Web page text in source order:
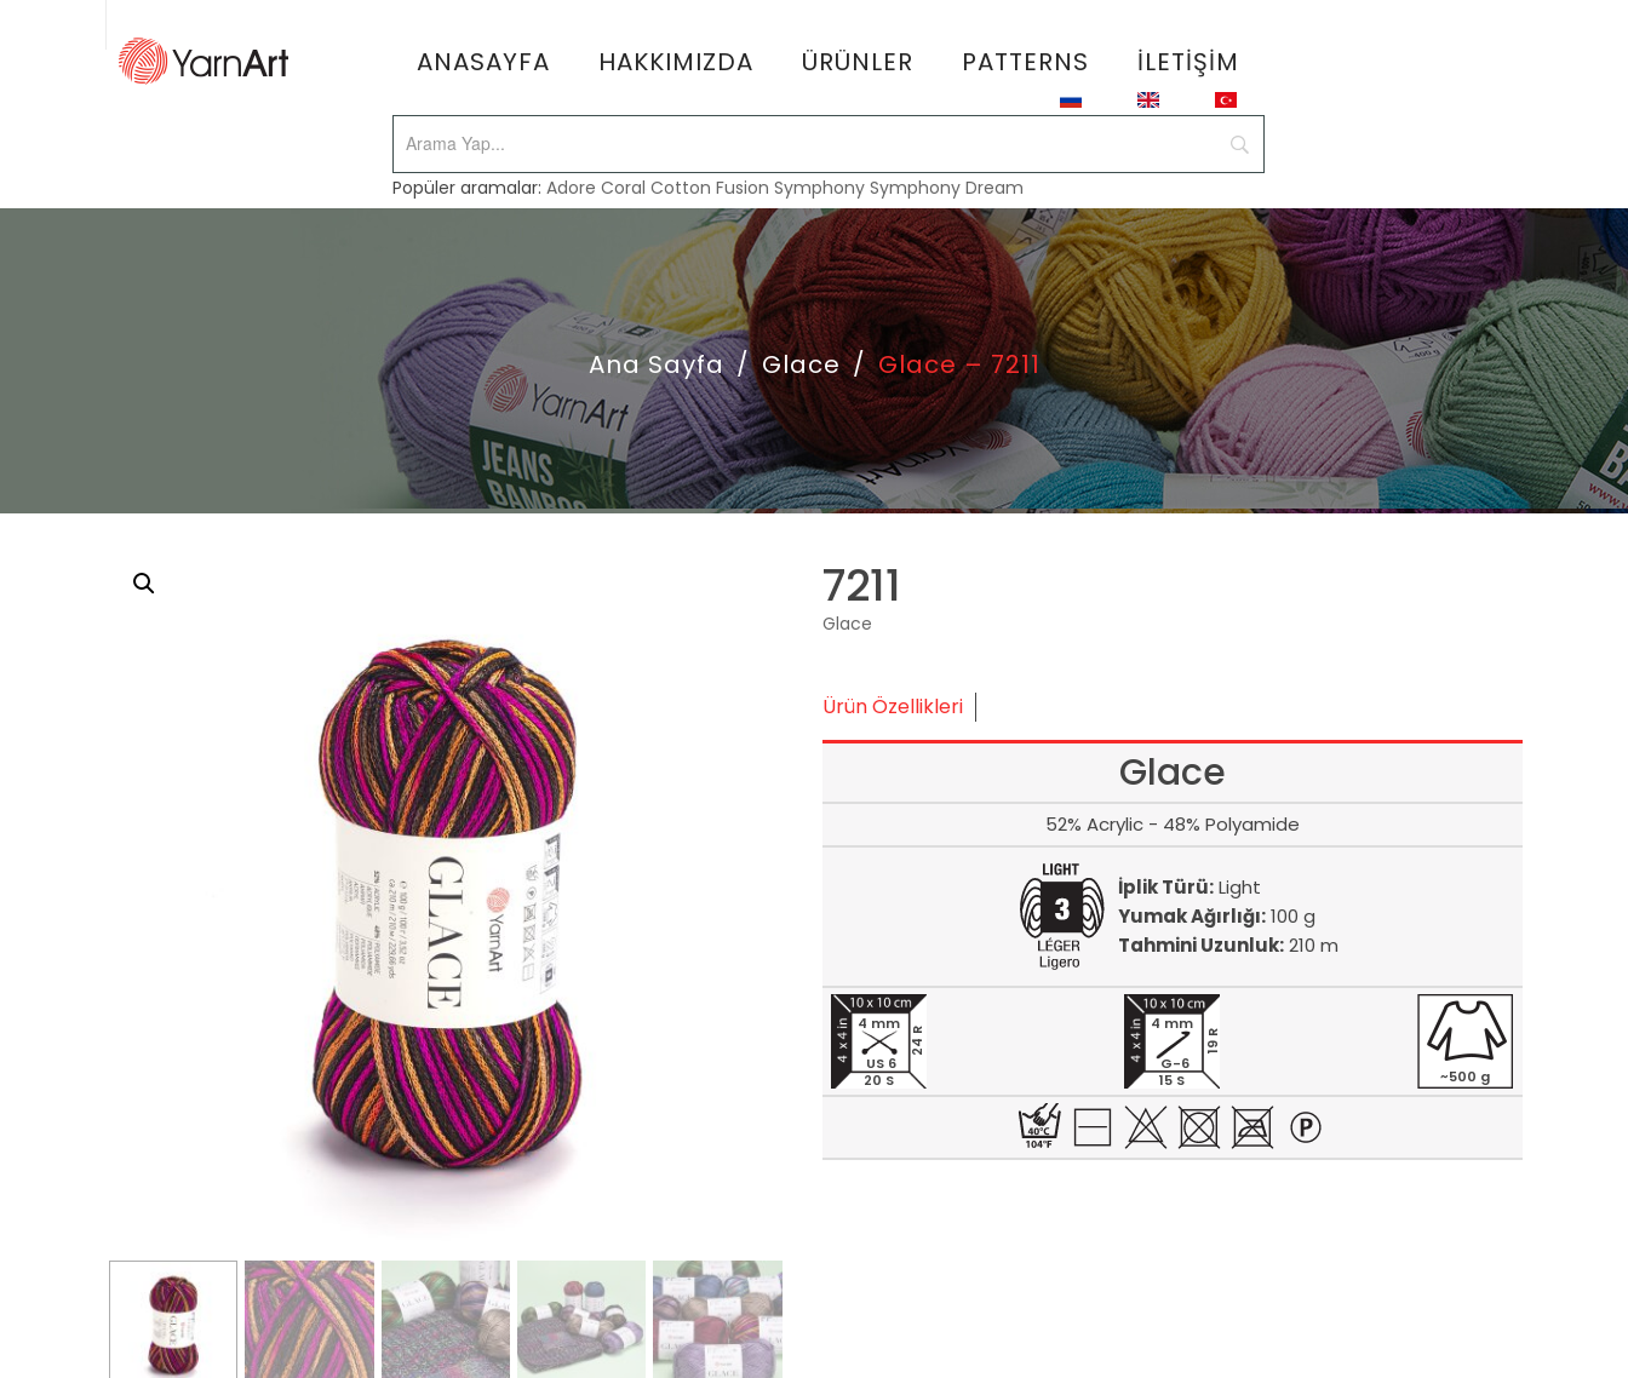
ANASAYFA HAKKIMIZDA ÜRÜNLER PATTERNS İLETIŞIM
Popüler aramalar:Adore Coral Cotton Fusion Symphony Symphony Dream
Ana Sayfa / Glace / Glace – 7211
7211
Glace
Ürün Özellikleri
Glace
52% Acrylic - 48% Polyamide
İplik Türü:Light
Yumak Ağırlığı:100 g
Tahmini Uzunluk:210 m
20 S
24 R
4 mm
US 6
15 S
19 R
4 mm
G-6
~500 g